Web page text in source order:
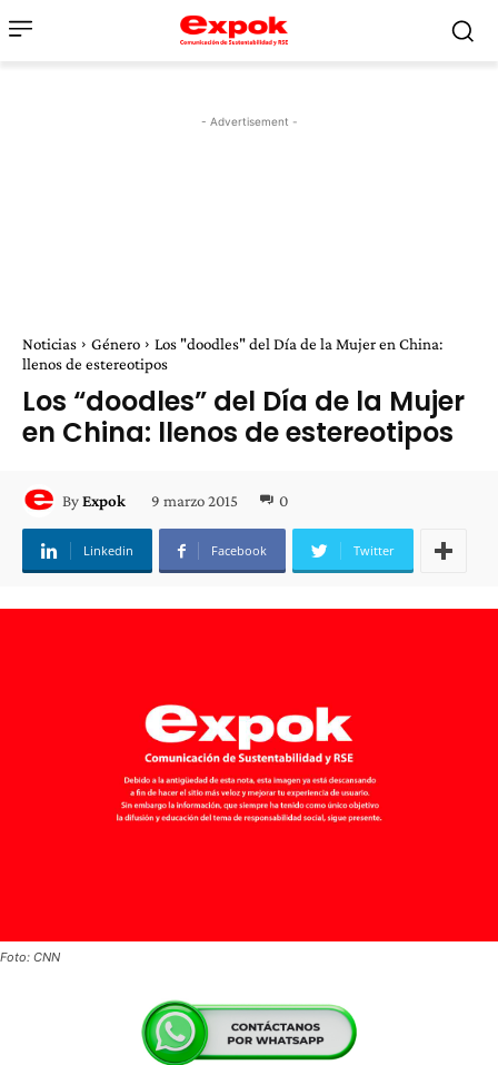
- Advertisement -
Noticias Género
Los "doodles" del Día de la Mujer en China:
llenos de estereotipos
Los “doodles” del Día de la Mujer
en China: llenos de estereotipos
ByExpok 9 marzo 2015 0
Linkedin Facebook Twitter
Foto: CNN